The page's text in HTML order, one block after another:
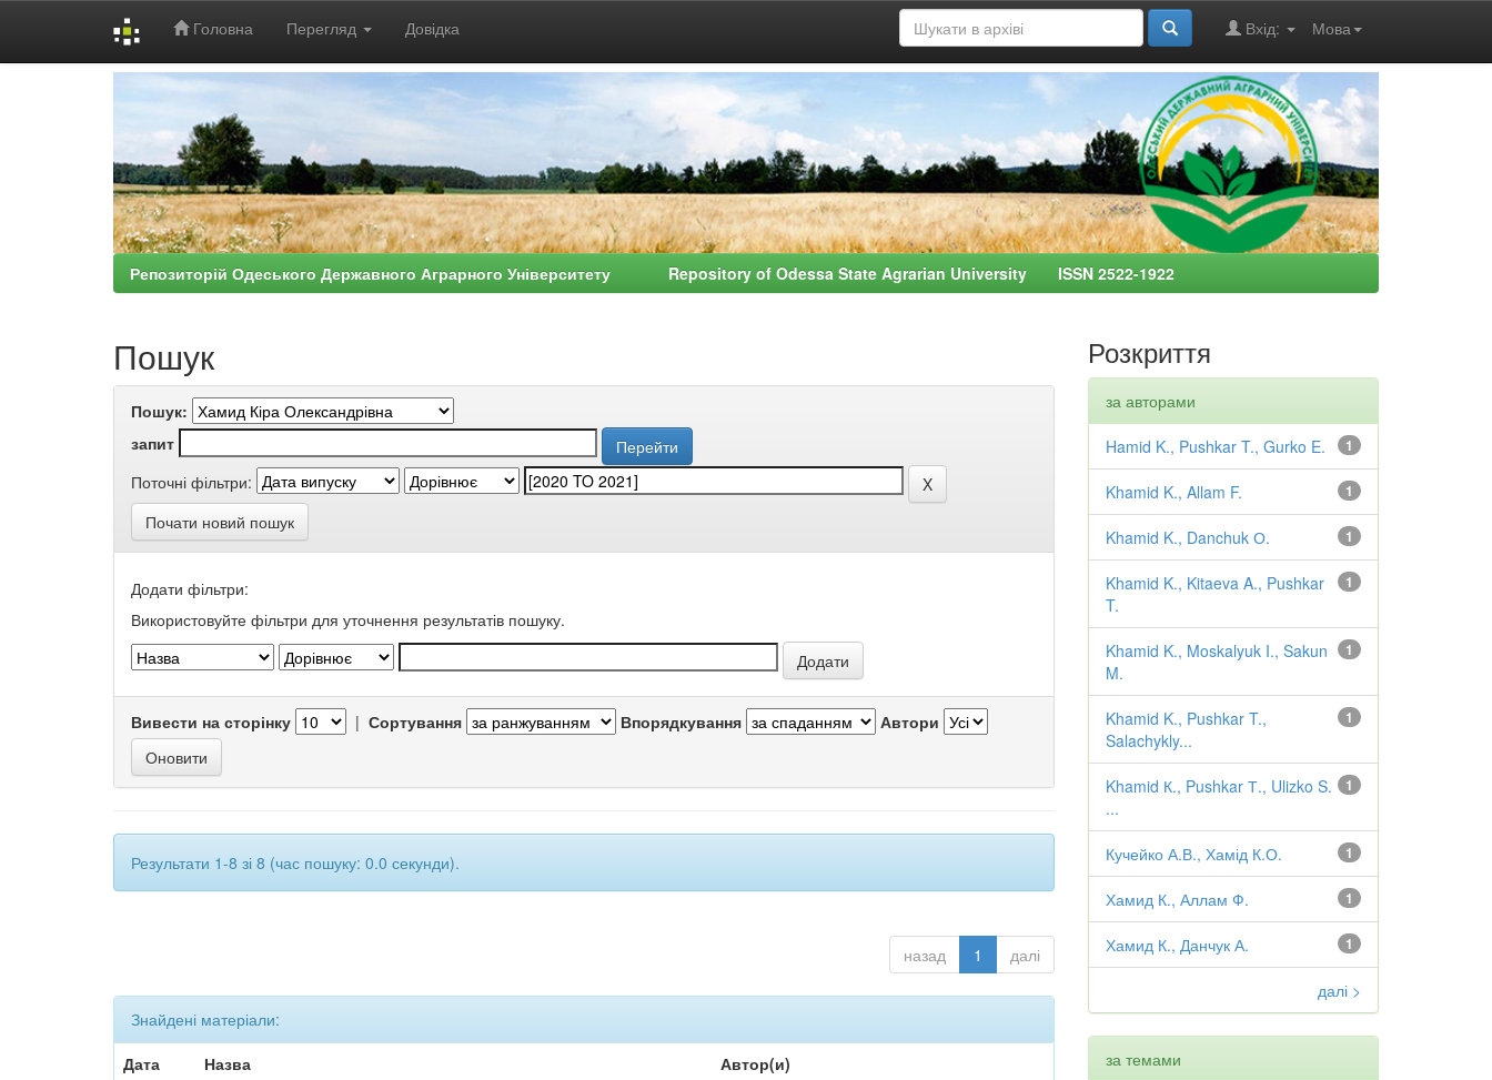
Головна Перегляд Довідка Мова
Вхід:
Репозиторій Одеського Державного Аграрного Університету Repository of Odessa State Agrarian University ISSN 2522-1922
Пошук
Пошук:
запит
Поточні фільтри:
Почати новий пошук
Додати фільтри:
Використовуйте фільтри для уточнення результатів пошуку.
Вивести на сторінку | Сортування Впорядкування Автори
Результати 1-8 зі 8 (час пошуку: 0.0 секунди).
назад 1 далі
Знайдені матеріали:
Дата
Назва Автор(и)
Розкриття
за авторами
1
Hamid K., Pushkar T., Gurko E.
1
Khamid K., Allam F.
1
Khamid K., Danchuk О.
1
Khamid K., Kitaeva A., Pushkar
T.
1
Khamid K., Moskalyuk I., Sakun
M.
1
Khamid K., Pushkar T.,
Salachykly...
1
Khamid К., Pushkar Т., Ulizko S.
...
1
Кучейко А.В., Хамід К.О.
1
Хамид К., Аллам Ф.
1
Хамид К., Данчук А.
далі >
за темами